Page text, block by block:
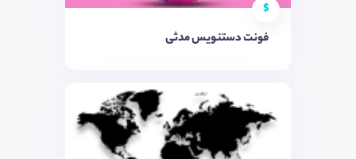
$
فونت دستنویس مدثی